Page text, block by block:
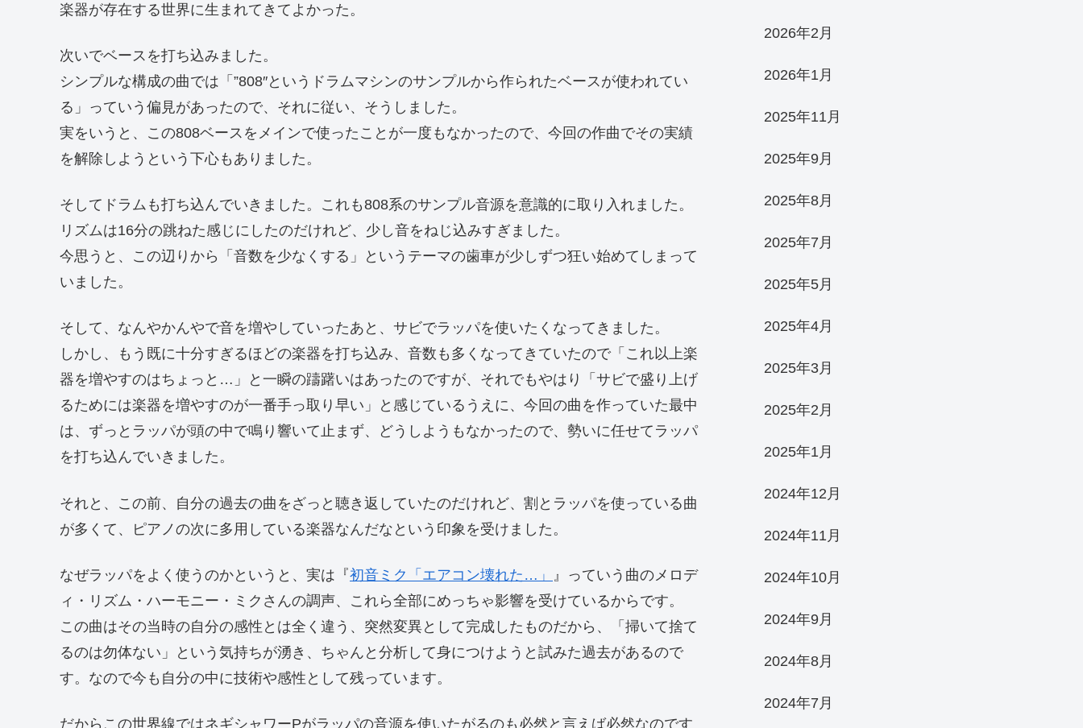
楽器が存在する世界に生まれてきてよかった。
次いでベースを打ち込みました。
シンプルな構成の曲では「”808″というドラムマシンのサンプルから作られたベースが使われてい
る」っていう偏見があったので、それに従い、そうしました。
実をいうと、この808ベースをメインで使ったことが一度もなかったので、今回の作曲でその実績
を解除しようという下心もありました。
そしてドラムも打ち込んでいきました。これも808系のサンプル音源を意識的に取り入れました。
リズムは16分の跳ねた感じにしたのだけれど、少し音をねじ込みすぎました。
今思うと、この辺りから「音数を少なくする」というテーマの歯車が少しずつ狂い始めてしまって
いました。
そして、なんやかんやで音を増やしていったあと、サビでラッパを使いたくなってきました。
しかし、もう既に十分すぎるほどの楽器を打ち込み、音数も多くなってきていたので「これ以上楽
器を増やすのはちょっと…」と一瞬の躊躇いはあったのですが、それでもやはり「サビで盛り上げ
るためには楽器を増やすのが一番手っ取り早い」と感じているうえに、今回の曲を作っていた最中
は、ずっとラッパが頭の中で鳴り響いて止まず、どうしようもなかったので、勢いに任せてラッパ
を打ち込んでいきました。
それと、この前、自分の過去の曲をざっと聴き返していたのだけれど、割とラッパを使っている曲
が多くて、ピアノの次に多用している楽器なんだなという印象を受けました。
なぜラッパをよく使うのかというと、実は『初音ミク「エアコン壊れた…」
』っていう曲のメロデ
ィ・リズム・ハーモニー・ミクさんの調声、これら全部にめっちゃ影響を受けているからです。
この曲はその当時の自分の感性とは全く違う、突然変異として完成したものだから、「掃いて捨て
るのは勿体ない」という気持ちが湧き、ちゃんと分析して身につけようと試みた過去があるので
す。なので今も自分の中に技術や感性として残っています。
だからこの世界線ではネギシャワーPがラッパの音源を使いたがるのも必然と言えば必然なのです
2026年2月
2026年1月
2025年11月
2025年9月
2025年8月
2025年7月
2025年5月
2025年4月
2025年3月
2025年2月
2025年1月
2024年12月
2024年11月
2024年10月
2024年9月
2024年8月
2024年7月